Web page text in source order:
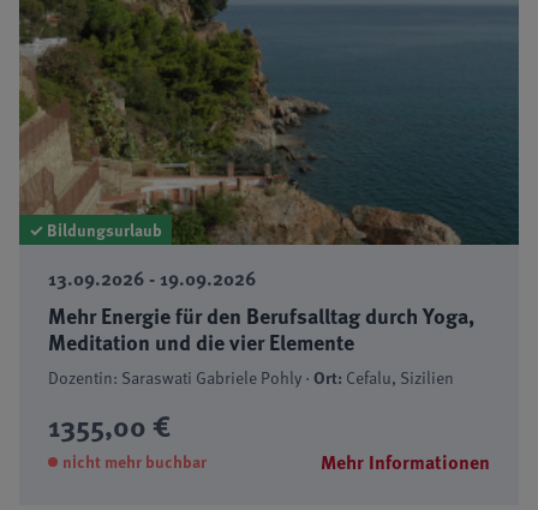
✓ Bildungsurlaub
13.09.2026 - 19.09.2026
Mehr Energie für den Berufsalltag durch Yoga,
Meditation und die vier Elemente
Dozentin: Saraswati Gabriele Pohly ·Ort: Cefalu, Sizilien
1355,00 €
nicht mehr buchbar Mehr Informationen